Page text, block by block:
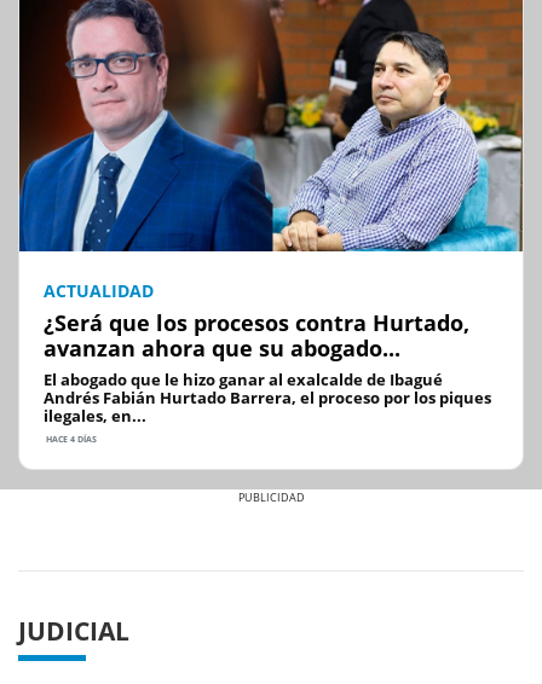
ACTUALIDAD
¿Será que los procesos contra Hurtado,
avanzan ahora que su abogado...
El abogado que le hizo ganar al exalcalde de Ibagué
Andrés Fabián Hurtado Barrera, el proceso por los piques
ilegales, en...
HACE 4 DÍAS
JUDICIAL